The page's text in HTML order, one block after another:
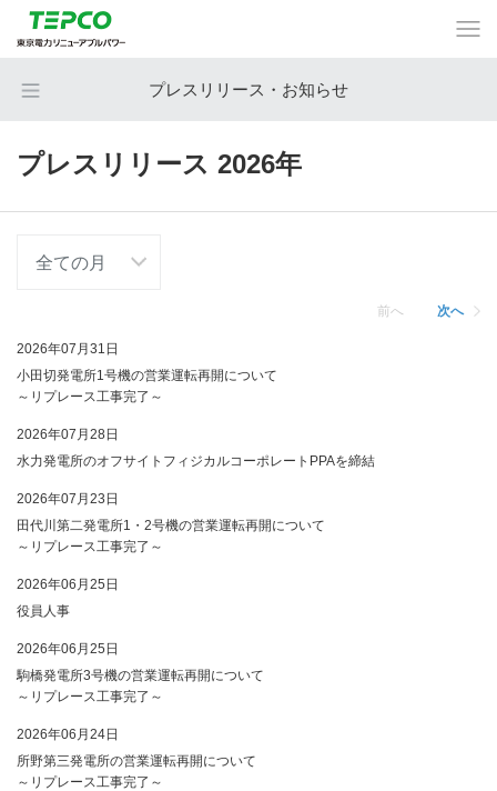
プレスリリース・お知らせ
プレスリリース 2026年
前へ 次へ
2026年07月31日
小田切発電所1号機の営業運転再開について
～リプレース工事完了～
2026年07月28日
水力発電所のオフサイトフィジカルコーポレートPPAを締結
2026年07月23日
田代川第二発電所1・2号機の営業運転再開について
～リプレース工事完了～
2026年06月25日
役員人事
2026年06月25日
駒橋発電所3号機の営業運転再開について
～リプレース工事完了～
2026年06月24日
所野第三発電所の営業運転再開について
～リプレース工事完了～